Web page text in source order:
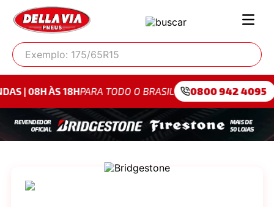
Exemplo: 175/65R15
18H PARA TODO O BRASIL 0800 942 4095 PARA SÃO